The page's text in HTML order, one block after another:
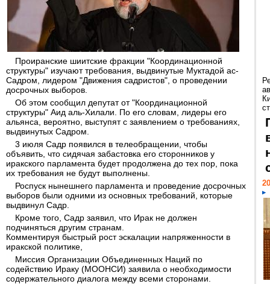
Проиранские шиитские фракции "Координационной
структуры" изучают требования, выдвинутые Муктадой ас-
Садром, лидером "Движения садристов", о проведении
досрочных выборов.
Об этом сообщил депутат от "Координационной
структуры" Аид аль-Хилали. По его словам, лидеры его
альянса, вероятно, выступят с заявлением о требованиях,
выдвинутых Садром.
3 июля Садр появился в телеобращении, чтобы
объявить, что сидячая забастовка его сторонников у
иракского парламента будет продолжена до тех пор, пока
их требования не будут выполнены.
Роспуск нынешнего парламента и проведение досрочных
выборов были одними из основных требований, которые
выдвинул Садр.
Кроме того, Садр заявил, что Ирак не должен
подчиняться другим странам.
Комментируя быстрый рост эскалации напряженности в
иракской политике,
Миссия Организации Объединенных Наций по
содействию Ираку (МООНСИ) заявила о необходимости
содержательного диалога между всеми сторонами.